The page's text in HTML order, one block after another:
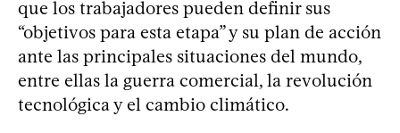
que los trabajadores pueden definir sus
“objetivos para esta etapa” y su plan de acción
ante las principales situaciones del mundo,
entre ellas la guerra comercial, la revolución
tecnológica y el cambio climático.